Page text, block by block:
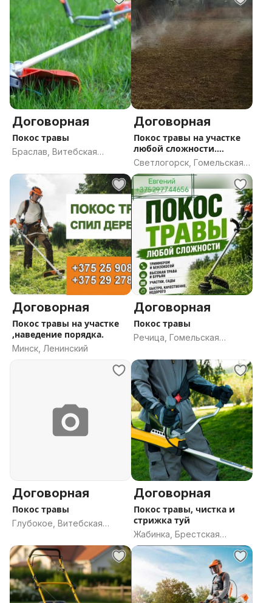
Договорная
Покос травы
Браслав, Витебская
Договорная
Покос травы на участке
любой сложности.
Качество о
Светлогорск, Гомельская
область
Договорная
Покос травы на участке
,наведение порядка.
Минск, Ленинский
Договорная
Покос травы
Речица, Гомельская
Договорная
Покос травы
Глубокое, Витебская
Договорная
Покос травы, чистка и
стрижка туй
Жабинка, Брестская
область